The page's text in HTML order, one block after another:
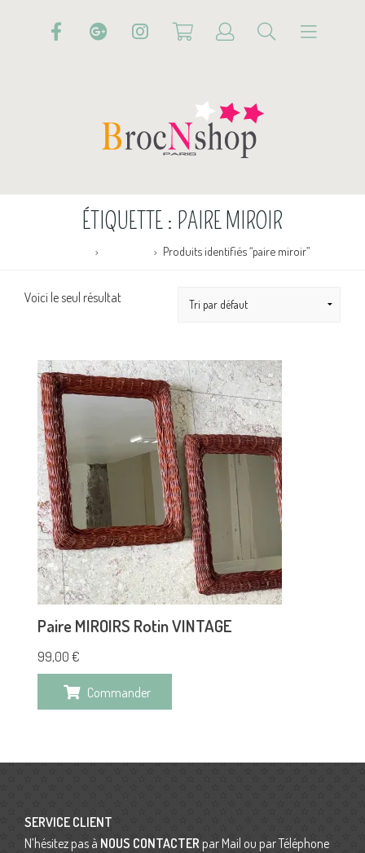
ÉTIQUETTE : PAIRE MIROIR
Produits identifiés “paire miroir”
Voici le seul résultat
Paire MIROIRS Rotin VINTAGE
99,00 €
Commander
SERVICE CLIENT
N’hésitez pas à NOUS CONTACTER par Mail ou par Téléphone